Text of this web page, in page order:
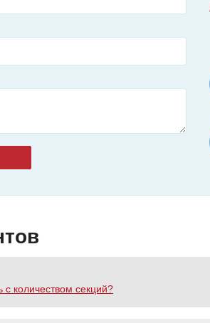
с количеством секций?